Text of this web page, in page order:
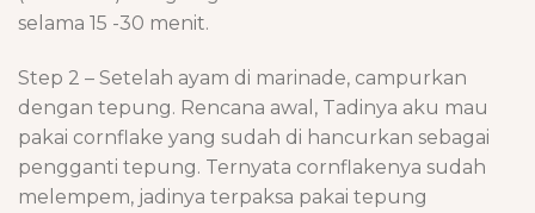
selama 15 -30 menit.
Step 2 – Setelah ayam di marinade, campurkan
dengan tepung. Rencana awal, Tadinya aku mau
pakai cornflake yang sudah di hancurkan sebagai
pengganti tepung. Ternyata cornflakenya sudah
melempem, jadinya terpaksa pakai tepung